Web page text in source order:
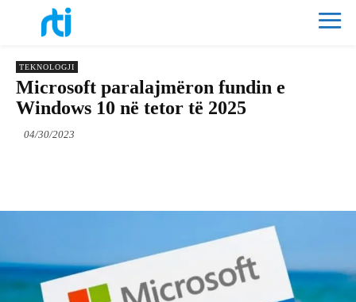
TEKNOLOGJI
Microsoft paralajmëron fundin e
Windows 10 në tetor të 2025
04/30/2023